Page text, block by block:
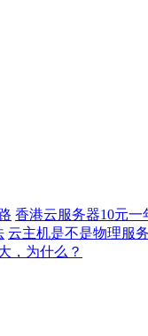
香港云服务器10元一
云主机是不是物理服
，为什么？